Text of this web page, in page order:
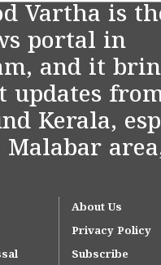
Vartha is
portal in
and it
updates
Kerala,
About Us
Privacy Policy
Subscribe